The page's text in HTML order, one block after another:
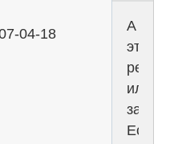
04-18
А
это
или
Если